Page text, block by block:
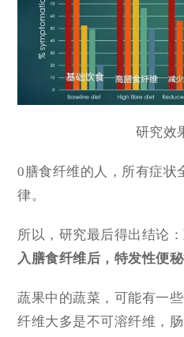
研究效
0膳食纤维的人，所有症状
律。
所以，研究最后得出结论：
入膳食纤维后，特发性便
蔬果中的蔬菜，可能有一
纤维大多是不可溶纤维，